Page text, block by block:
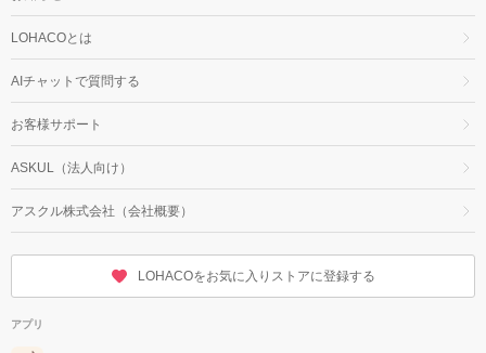
LOHACOとは
AIチャットで質問する
お客様サポート
ASKUL（法人向け）
アスクル株式会社（会社概要）
LOHACOをお気に入りストアに登録する
アプリ